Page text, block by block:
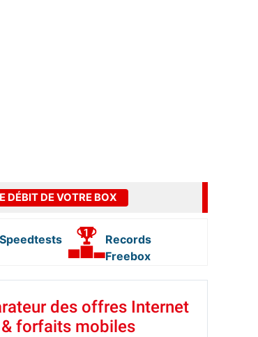
DÉBIT DE VOTRE BOX
Speedtests
Records
Freebox
des offres Internet
& forfaits mobiles